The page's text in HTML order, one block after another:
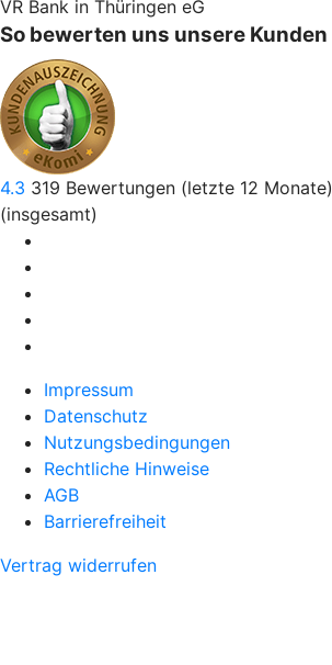
VR Bank in Thüringen eG
So bewerten uns unsere Kunden
4.3 319 Bewertungen (letzte 12 Monate)
(insgesamt)
Impressum
Datenschutz
Nutzungsbedingungen
Rechtliche Hinweise
AGB
Barrierefreiheit
Vertrag widerrufen